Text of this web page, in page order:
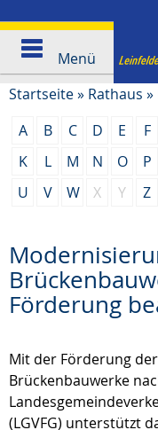
Menü
Startseite» Rathaus »
A
B C D E F
K
L M N O P
U
V W X Y Z
Förderung
Mit der Förderung der
Brückenbauwerke
(LGVFG) unterstützt